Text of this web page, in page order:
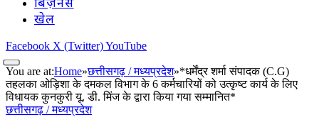
बिज़नस
खेल
Facebook X (Twitter)YouTube
You are at:Home»छत्तीसगढ़ / मध्यप्रदेश»*धर्मेंद्र शर्मा संपादक (C.G)
तहलका ओड़िशा के दमकल विभाग के 6 कर्मचारियों को उत्कृष्ट कार्य के लिए
विधायक कुनकुरी यू. डी. मिंज के द्वारा किया गया सम्मानित*
छत्तीसगढ़ / मध्यप्रदेश